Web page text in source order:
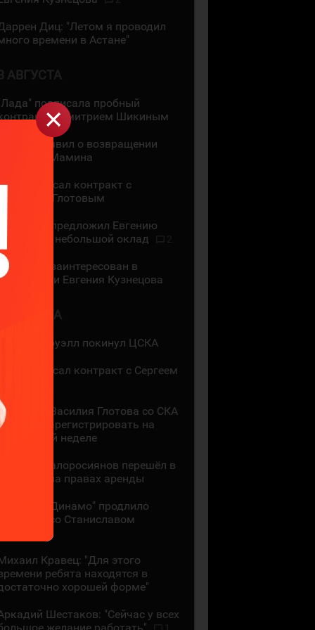
Диц: "Летом я проводил
времени в Астане"
АВГУСТА
подписала пробный
с Дмитрием Шикиным
ЦСКА объявил о возвращении
Максима Мамина
подписал контракт с
Василием Глотовым
"Трактор" предложил Евгению
Кузнецову небольшой оклад
"Трактор" заинтересован в
Евгения Кузнецова
2 АВГУСТА
Мак Холлоуэлл покинул ЦСКА
СКА подписал контракт с Сергеем
Василия Глотова со СКА
зарегистрировать на
следующей неделе
Даниил Малоросиянов перешёл в
"Шанхай" на правах аренды
Минское "Динамо" продлило
контракт со Станиславом
Кравец: "Для этого
ребята находятся в
хорошей форме"
Шестаков: "Сейчас у всех